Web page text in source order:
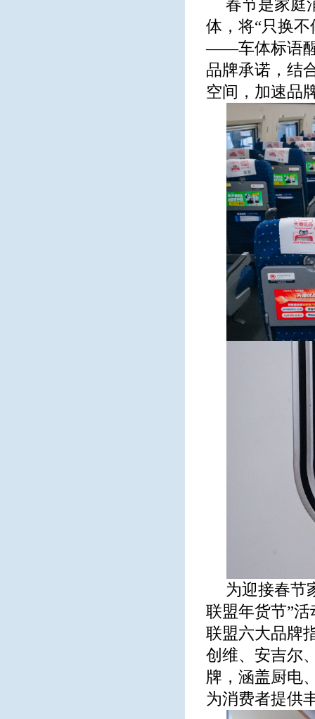
春节是家庭
体，将“只换
——车体标语醒
品牌承诺，结
空间，加速品
为迎接春节
联盟年货节”
联盟六大品牌
创维、安吉尔
牌，涵盖厨电
为消费者提供